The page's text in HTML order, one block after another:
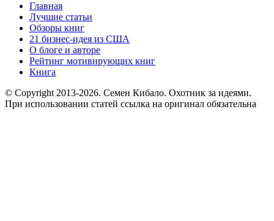
Главная
Лучшие статьи
Обзоры книг
21 бизнес-идея из США
О блоге и авторе
Рейтинг мотивирующих книг
Книга
© Copyright 2013-2026. Семен Кибало. Охотник за идеями.
При использовании статей ссылка на оригинал обязательна